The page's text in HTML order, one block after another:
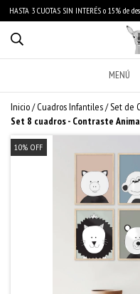
HASTA 3 CUOTAS SIN INTERÉS o 15% de
MENÚ
Inicio/ Cuadros Infantiles/Set de
Set 8 cuadros - Contraste
10% OFF